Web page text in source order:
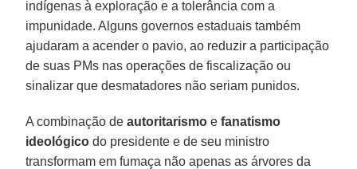
indígenas à exploração e a tolerância com a
impunidade. Alguns governos estaduais também
ajudaram a acender o pavio, ao reduzir a participação
de suas PMs nas operações de fiscalização ou
sinalizar que desmatadores não seriam punidos.
A combinação deautoritarismo efanatismo
ideológico do presidente e de seu ministro
transformam em fumaça não apenas as árvores da